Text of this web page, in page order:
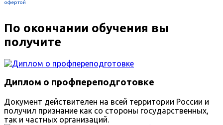
По окончании обучения вы
получите
Диплом о профпереподготовке
Документ действителен на всей территории России и
получил признание как со стороны государственных,
так и частных организаций.